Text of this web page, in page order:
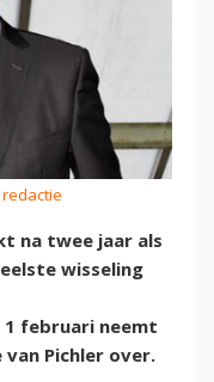
na twee jaar als
wisseling
februari neemt
van Pichler over.